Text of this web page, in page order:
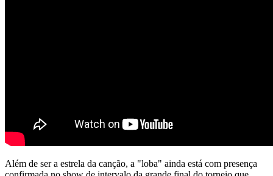
Além de ser a estrela da canção, a "loba" ainda está com presença